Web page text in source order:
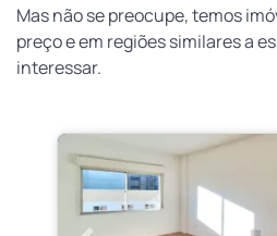
Mas não se preocupe, temos
preço e em regiões similares a
interessar.